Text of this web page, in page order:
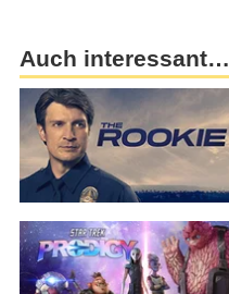
Auch interessant…